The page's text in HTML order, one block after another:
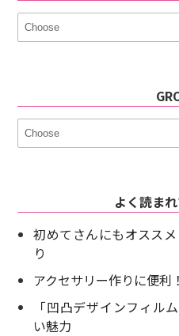
よく読ま
初めてさんにもオスス
り
アクセサリー作りに便利
「凹凸デザインフィル
い魅力